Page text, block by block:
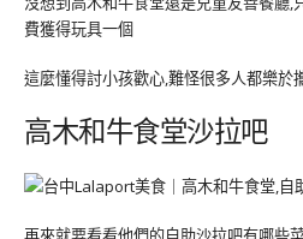
費獲得玩具一個
這麼懂得討小孩歡心,難怪很多人都樂於
高木和牛食堂沙拉吧